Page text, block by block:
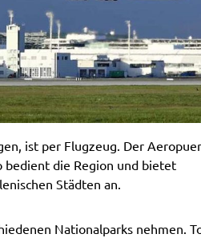
ist per Flugzeug. Der
bedient die Region und bietet
Städten an.
Nationalparks nehmen.